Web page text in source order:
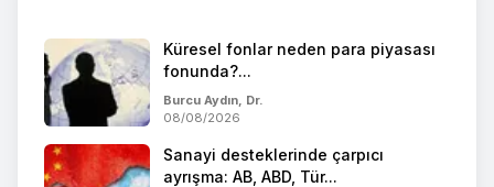
Küresel fonlar neden para piyasası
fonunda?...
Burcu Aydın, Dr.
08/08/2026
Sanayi desteklerinde çarpıcı
ayrışma: AB, ABD, Tür...